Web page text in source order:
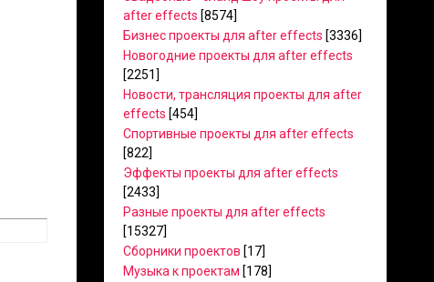
after effects [8574]
Бизнес проекты для after effects [3336]
Новогодние проекты для after effects
[2251]
Новости, трансляция проекты для after
effects [454]
Спортивные проекты для after effects
[822]
Эффекты проекты для after effects
[2433]
Разные проекты для after effects
[15327]
Сборники проектов [17]
Музыка к проектам [178]